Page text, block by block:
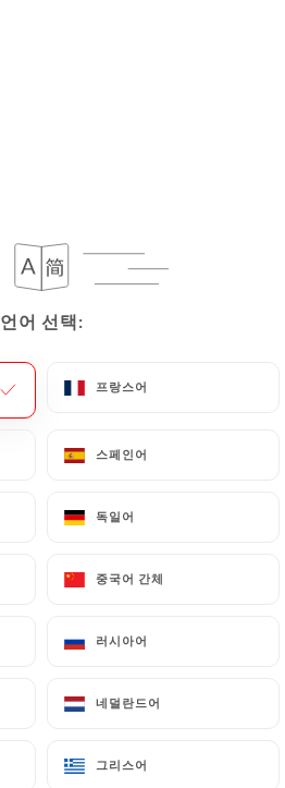
언어 선택:
프랑스어
스페인어
독일어
중국어 간체
러시아어
네덜란드어
그리스어
언어 선택:
프랑스어
스페인어
독일어
중국어 간체
러시아어
네덜란드어
그리스어